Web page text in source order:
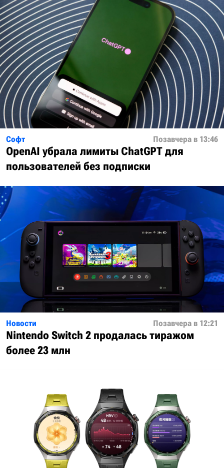
Софт Позавчера в 13:46
OpenAI убрала лимиты ChatGPT для
пользователей без подписки
Новости Позавчера в 12:21
Nintendo Switch 2 продалась тиражом
более 23 млн